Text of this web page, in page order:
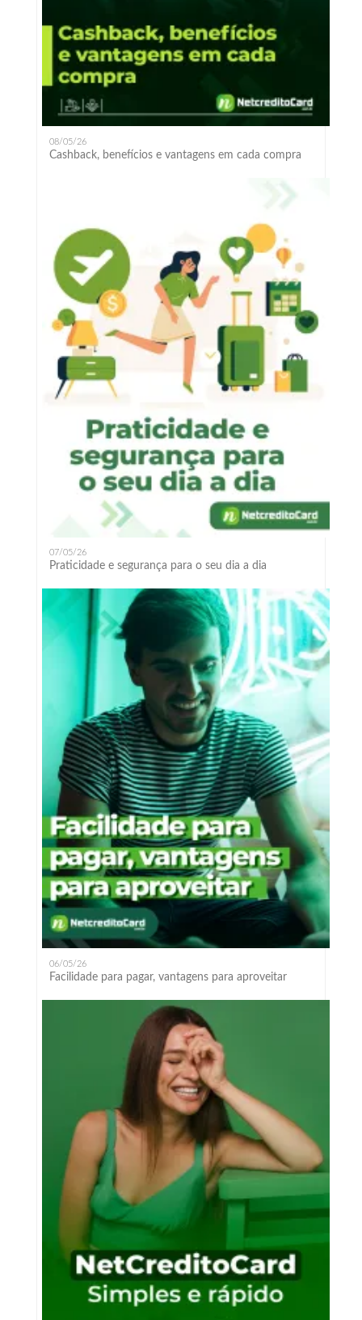
08/05/26
Cashback, benefícios e vantagens em cada compra
07/05/26
Praticidade e segurança para o seu dia a dia
06/05/26
Facilidade para pagar, vantagens para aproveitar